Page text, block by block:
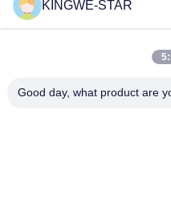
Contactez rapidement
Fuyong, district Baoan,
KINGWE-STAR
Good day, what product are